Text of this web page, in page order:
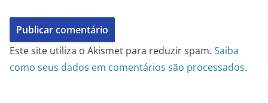
Este site utiliza o Akismet para reduzir spam. Saiba
como seus dados em comentários são processados.